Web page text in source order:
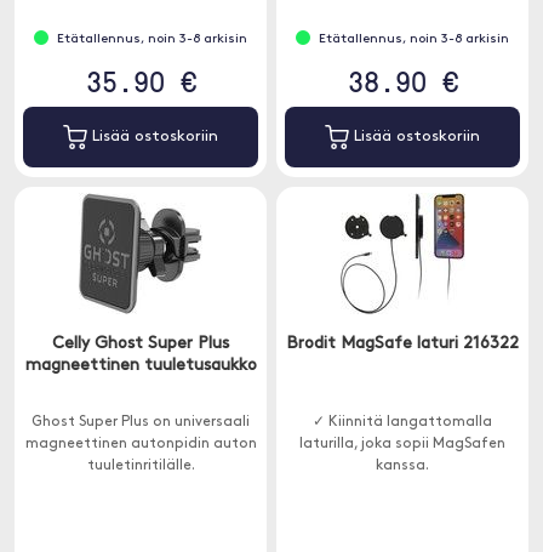
Etätallennus, noin 3-8 arkisin
35.90 €
Lisää ostoskoriin
Etätallennus, noin 3-8 arkisin
38.90 €
Lisää ostoskoriin
Celly Ghost Super Plus
magneettinen tuuletusaukko
Ghost Super Plus on universaali
magneettinen autonpidin auton
tuuletinritilälle.
Brodit MagSafe laturi 216322
✓ Kiinnitä langattomalla
laturilla, joka sopii MagSafen
kanssa.